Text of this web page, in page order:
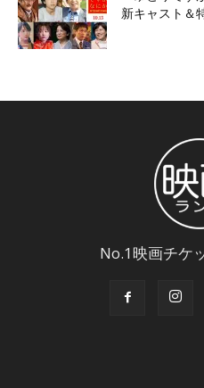
新キャスト＆
No.1映画チケ